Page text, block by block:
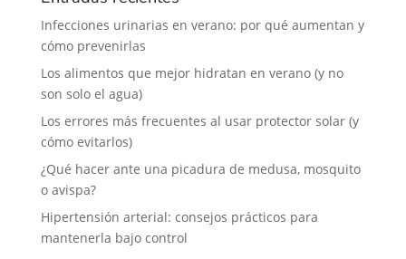
Infecciones urinarias en verano: por qué aumentan y
cómo prevenirlas
Los alimentos que mejor hidratan en verano (y no
son solo el agua)
Los errores más frecuentes al usar protector solar (y
cómo evitarlos)
¿Qué hacer ante una picadura de medusa, mosquito
o avispa?
Hipertensión arterial: consejos prácticos para
mantenerla bajo control